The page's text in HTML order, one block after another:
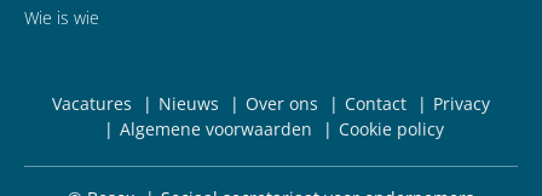
Wie is wie
Vacatures Nieuws Over ons Contact
Privacy
Algemene voorwaarden
Cookie policy